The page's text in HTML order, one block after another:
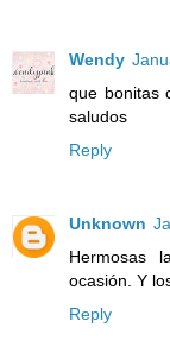
Wendy
que bonitas
saludos
Reply
Unknown
Hermosas
ocasión. Y
Reply